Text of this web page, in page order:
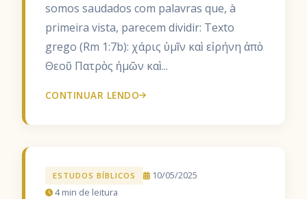
somos saudados com palavras que, à
primeira vista, parecem dividir: Texto
grego (Rm 1:7b): χάρις ὑμῖν καὶ εἰρήνη ἀπὸ
Θεοῦ Πατρὸς ἡμῶν καὶ...
CONTINUAR LENDO
ESTUDOS BÍBLICOS
10/05/2025
4 min de leitura